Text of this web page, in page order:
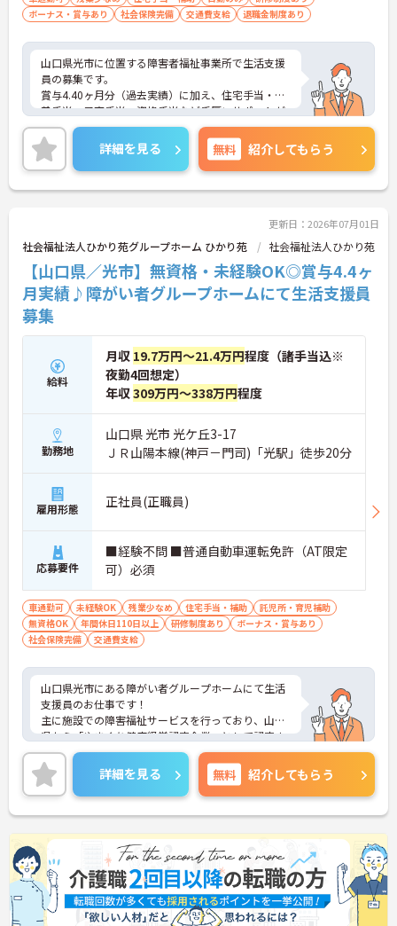
ボーナス・賞与あり
社会保険完備 交通費支給 退職金制度あり
山口県光市に位置する障害者福祉事業所で生活支援
員の募集です。
賞与4.40ヶ月分（過去実績）に加え、住宅手当・扶
養手当・子育手当・資格手当など手厚いサポートが
用意されています。また、やまぐち健康経営認定企
業として、働く職員の健康や働きやすさにも積極的
に取り組んでいる点も魅力です。年間休日126日と
休暇制度もしっかり確保されています。
ご興味のある方には、面接対策ポイントなどさらに
詳細を見る 無料 紹介してもらう
更新日：2026年07月01日
社会福祉法人ひかり苑グループホーム ひかり苑 社会福祉法人ひかり苑
【山口県／光市】無資格・未経験OK◎賞与4.4ヶ
月実績♪障がい者グループホームにて生活支援員
募集
給料
月収 19.7万円～21.4万円程度（諸手当込※
夜勤4回想定）
年収309万円～338万円程度
勤務地
山口県 光市 光ケ丘3-17
ＪＲ山陽本線(神戸－門司)「光駅」徒歩20分
雇用形態 正社員(正職員)
応募要件
■経験不問 ■普通自動車運転免許（AT限定
可）必須
車通勤可 未経験OK 残業少なめ 住宅手当・補助
託児所・育児補助
無資格OK
年間休日110日以上 研修制度あり
ボーナス・賞与あり
社会保険完備
交通費支給
山口県光市にある障がい者グループホームにて生活
支援員のお仕事です！
主に施設での障害福祉サービスを行っており、山口
県から「やまぐち健康経営認定企業」として認定さ
れている法人様です。
福利厚生や手当がとても充実しております★
ご興味ある方には、面接対策ポイントなど、さらに
詳細をお話しいたしますのでお気軽にご相談くださ
い。
詳細を見る 無料 紹介してもらう